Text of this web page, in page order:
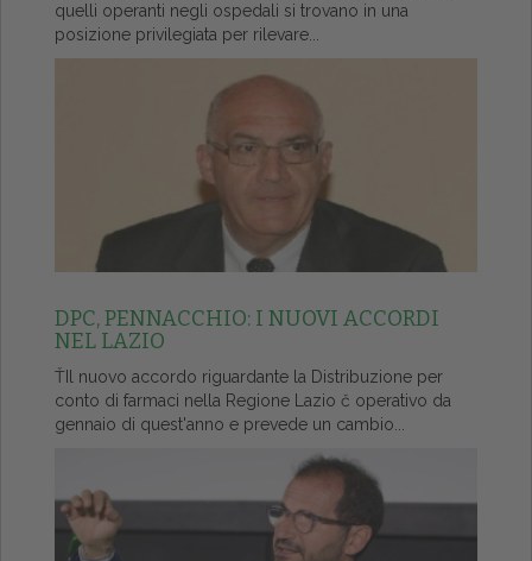
quelli operanti negli ospedali si trovano in una
posizione privilegiata per rilevare...
DPC, PENNACCHIO: I NUOVI ACCORDI
NEL LAZIO
ŤIl nuovo accordo riguardante la Distribuzione per
conto di farmaci nella Regione Lazio č operativo da
gennaio di quest'anno e prevede un cambio...